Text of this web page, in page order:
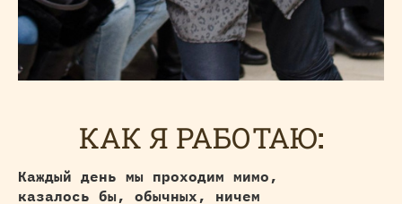
КАК Я РАБОТАЮ:
Каждый день мы проходим мимо,
казалось бы, обычных, ничем